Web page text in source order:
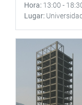
Hora 13:00 -
Lugar